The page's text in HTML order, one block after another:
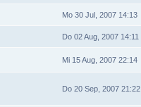
Mo 30 Jul, 2007 14:13
Do 02 Aug, 2007 14:11
Mi 15 Aug, 2007 22:14
Do 20 Sep, 2007 21:22